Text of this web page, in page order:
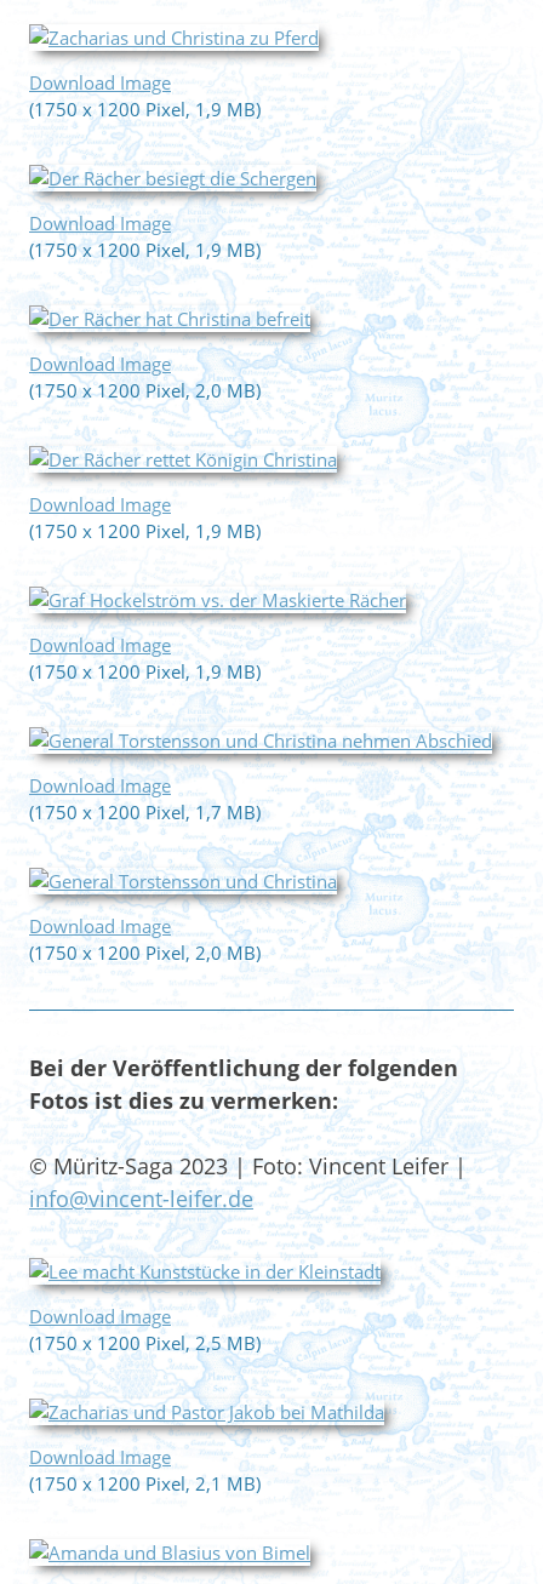
Download Image
(1750 x 1200 Pixel, 1,9 MB)
Download Image
(1750 x 1200 Pixel, 1,9 MB)
Download Image
(1750 x 1200 Pixel, 2,0 MB)
Download Image
(1750 x 1200 Pixel, 1,9 MB)
Download Image
(1750 x 1200 Pixel, 1,9 MB)
Download Image
(1750 x 1200 Pixel, 1,7 MB)
Download Image
(1750 x 1200 Pixel, 2,0 MB)
Bei der Veröffentlichung der folgenden
Fotos ist dies zu vermerken:
© Müritz-Saga 2023 | Foto: Vincent Leifer |
info@vincent-leifer.de
Download Image
(1750 x 1200 Pixel, 2,5 MB)
Download Image
(1750 x 1200 Pixel, 2,1 MB)